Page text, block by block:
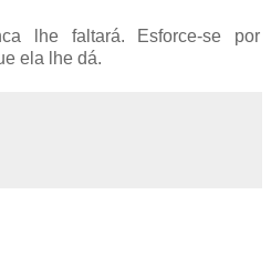
lhe faltará. Esforce-se por
ela lhe dá.